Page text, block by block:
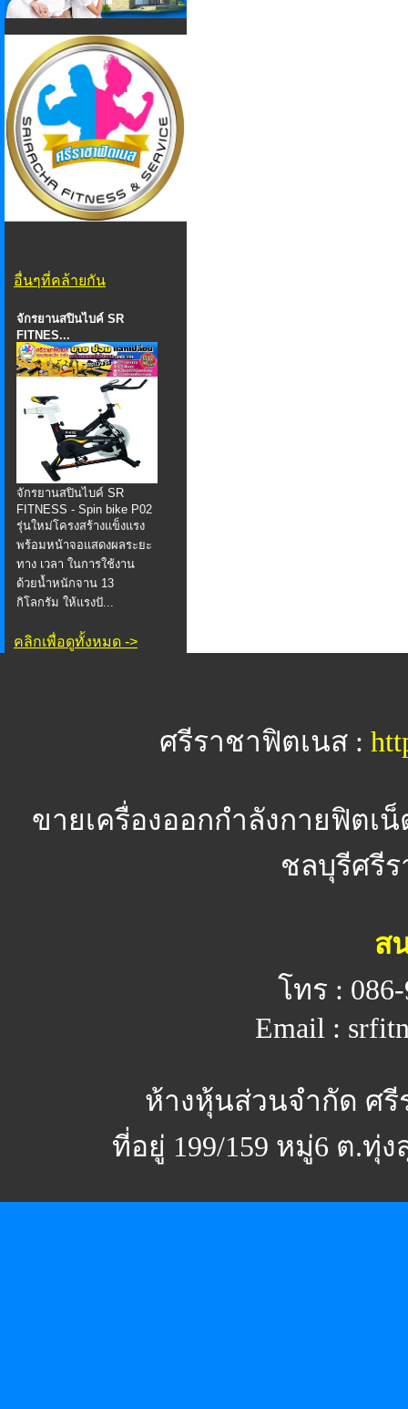
อื่นๆที่คล้ายกัน
จักรยานสปินไบค์ SR
FITNES...
จักรยานสปินไบค์ SR
FITNESS - Spin bike P02
รุ่นใหม่โครงสร้างแข็งแรง
พร้อมหน้าจอแสดงผลระยะ
ทาง เวลา ในการใช้งาน
ด้วยน้ำหนักจาน 13
กิโลกรัม ให้แรงปั...
คลิกเพื่อดูทั้งหมด ->
ศรีราชาฟิตเนส :
ขายเครื่องออกกำลังกายฟิตเ
ชลบุรีศรี
ส
โทร :
Email :
ห้างหุ้นส่วนจำกัด ศรี
ที่อยู่ 199/159 หมู่6 ต.ทุ่